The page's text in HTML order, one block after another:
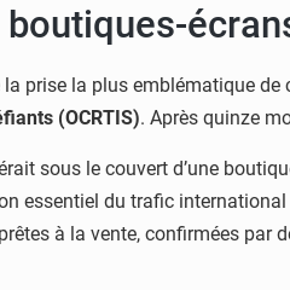
la prise la plus emblématique
(OCRTIS). Après quinze
sous le couvert d’une
essentiel du trafic
à la vente, confirmées par